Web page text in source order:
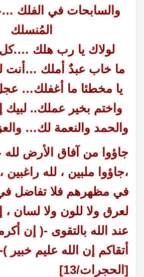
والسابحات في الفلك
المُنسلك
لولاك يا رب هلك
ما خاب عبدٌ أملك
يا مخطئا ما أغفلك…
واختم بخير عملك.. لبيك
والحمد والنعمة لك…
جاؤوا من آفاق الأرض
،جاؤوا ملبين ، لله
في مظهرهم فلا تفاضل في
لعرق ولا للون ولا لسان ،
عند الله بالتقوى -( إن
أتقاكم إن الله عليم خبير )-
[الحجرات/13]